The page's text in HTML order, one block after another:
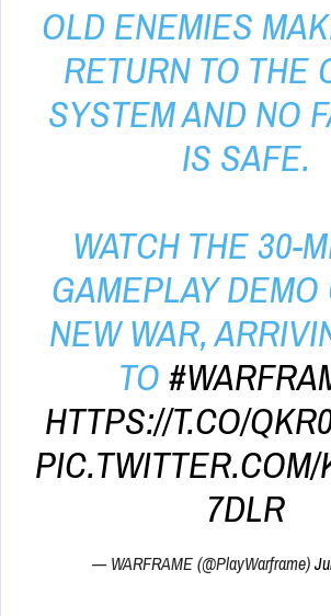
OLD ENEMIES
RETURN TO THE
SYSTEM AND NO
IS SAFE.
WATCH THE 30-
GAMEPLAY
NEW WAR,
TO
HTTPS://T.CO/
7DLR
— WARFRAME (@PlayWarframe)